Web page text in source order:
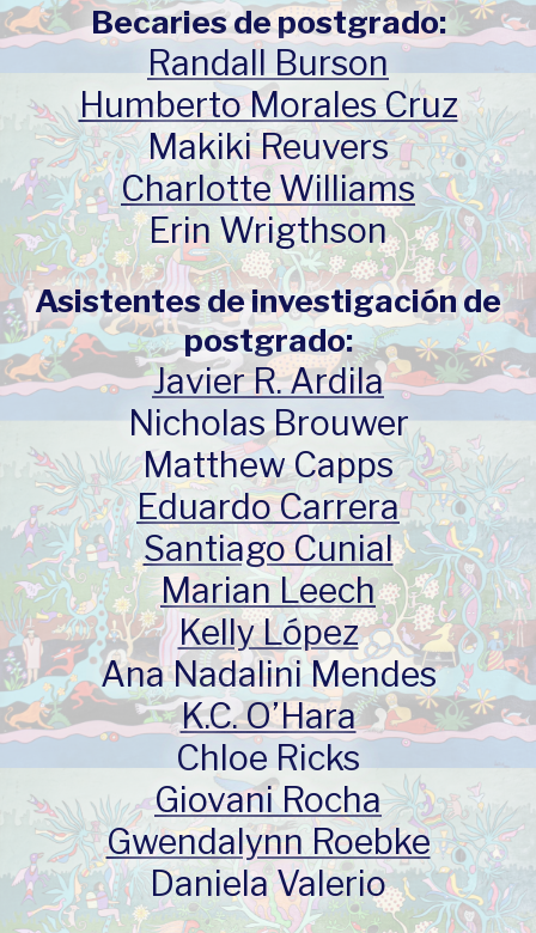
Becaries de postgrado:
Randall Burson
Humberto Morales Cruz
Makiki Reuvers
Charlotte Williams
Erin Wrigthson
Asistentes de investigación de
postgrado:
Javier R. Ardila
Nicholas Brouwer
Matthew Capps
Eduardo Carrera
Santiago Cunial
Marian Leech
Kelly López
Ana Nadalini Mendes
K.C. O’Hara
Chloe Ricks
Giovani Rocha
Gwendalynn Roebke
Daniela Valerio